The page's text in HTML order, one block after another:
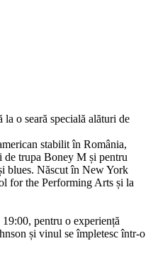
o seară specială alături de
stabilit în România,
de trupa Boney M și pentru
blues. Născut în New York
for the Performing Arts și la
pentru o experiență
și vinul se împletesc într-o